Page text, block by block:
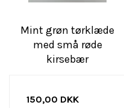
Mint grøn tørklæde
med små røde
kirsebær
150,00 DKK